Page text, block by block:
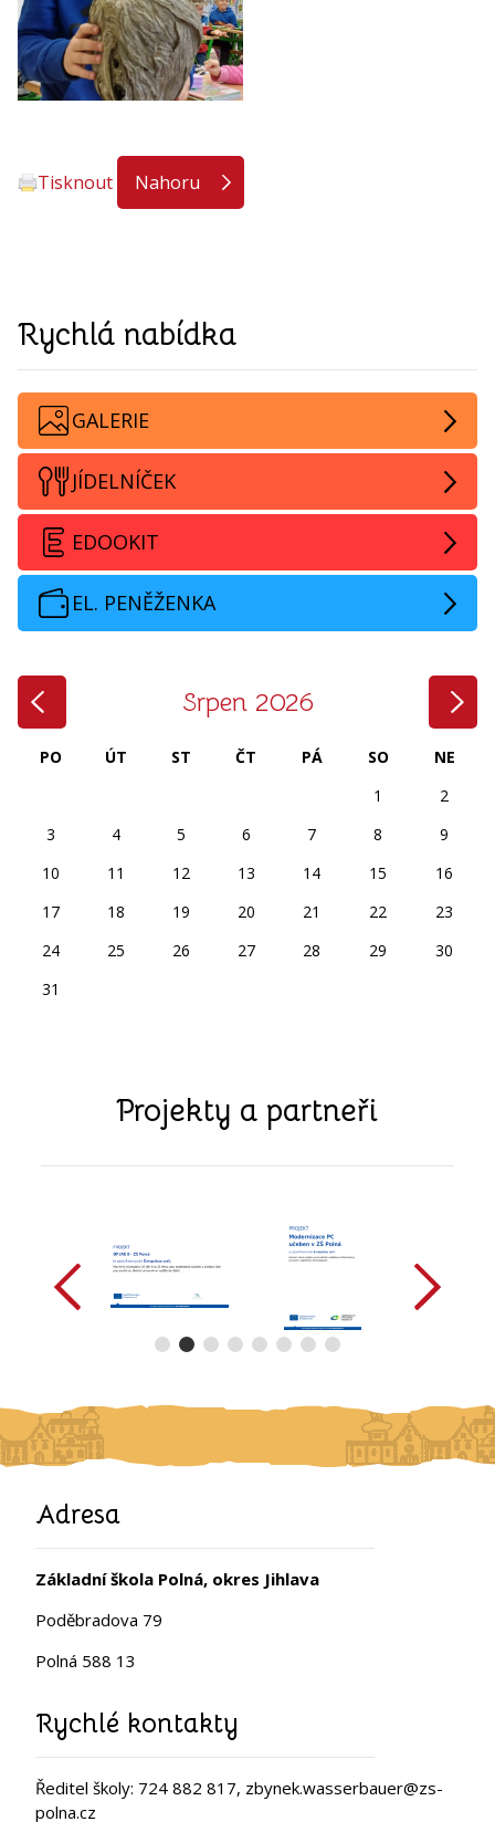
Tisknout Nahoru
Rychlá nabídka
GALERIE
JÍDELNÍČEK
EDOOKIT
EL. PENĚŽENKA
Srpen 2026
PO ÚT ST ČT PÁ SO
NE
1
2
3
4 5 6 7 8
9
10
11 12 13 14 15
16
17
18 19 20 21 22
23
24
25 26 27 28 29
30
31
Projekty a partneři
Adresa
Základní škola Polná, okres Jihlava
Poděbradova 79
Polná 588 13
Rychlé kontakty
Ředitel školy: 724 882 817, zbynek.wasserbauer@zs-
polna.cz